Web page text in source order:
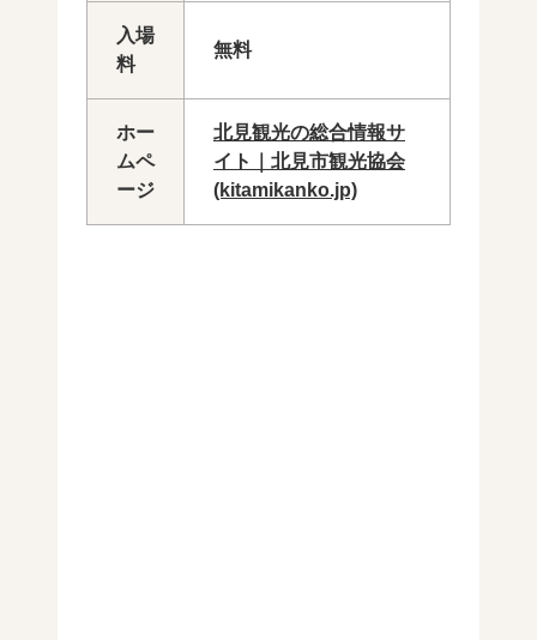
入場
料
無料
ホー
ムペ
ージ
北見観光の総合情報サ
イト｜北見市観光協会
(kitamikanko.jp)